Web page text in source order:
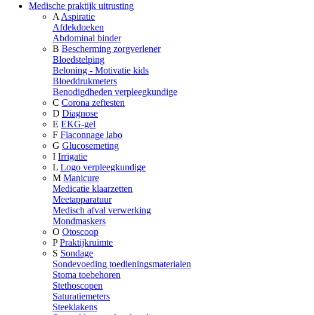
Medische praktijk uitrusting
A Aspiratie
Afdekdoeken
Abdominal binder
B Bescherming zorgverlener
Bloedstelping
Beloning - Motivatie kids
Bloeddrukmeters
Benodigdheden verpleegkundige
C Corona zeftesten
D Diagnose
E EKG-gel
F Flaconnage labo
G Glucosemeting
I Irrigatie
L Logo verpleegkundige
M Manicure
Medicatie klaarzetten
Meetapparatuur
Medisch afval verwerking
Mondmaskers
O Otoscoop
P Praktijkruimte
S Sondage
Sondevoeding toedieningsmaterialen
Stoma toebehoren
Stethoscopen
Saturatiemeters
Steeklakens